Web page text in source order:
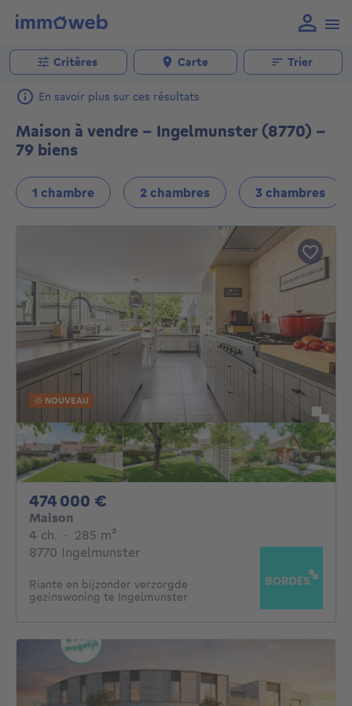
Critères Carte Trier
En savoir plus sur ces résultats
Maison à vendre - Ingelmunster (8770) -
79 biens
1 chambre 2 chambres 3 chambres
NOUVEAU
474 000 €
Maison
4 ch. 4 chambres
· 285 m²
8770 Ingelmunster
Riante en bijzonder verzorgde
gezinswoning te Ingelmunster